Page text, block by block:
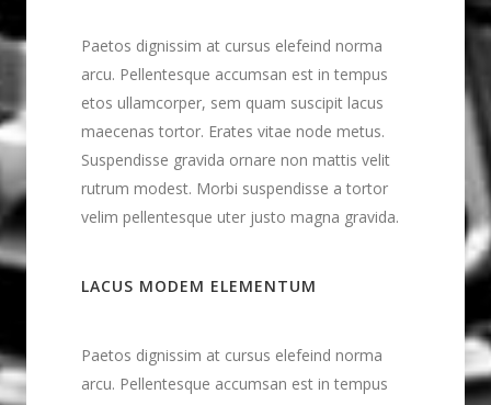
Paetos dignissim at cursus elefeind norma
arcu. Pellentesque accumsan est in tempus
etos ullamcorper, sem quam suscipit lacus
maecenas tortor. Erates vitae node metus.
Suspendisse gravida ornare non mattis velit
rutrum modest. Morbi suspendisse a tortor
velim pellentesque uter justo magna gravida.
LACUS MODEM ELEMENTUM
Paetos dignissim at cursus elefeind norma
arcu. Pellentesque accumsan est in tempus